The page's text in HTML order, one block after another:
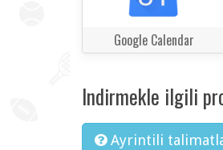
Google Calendar
Indirmekle ilgili
Ayrintili